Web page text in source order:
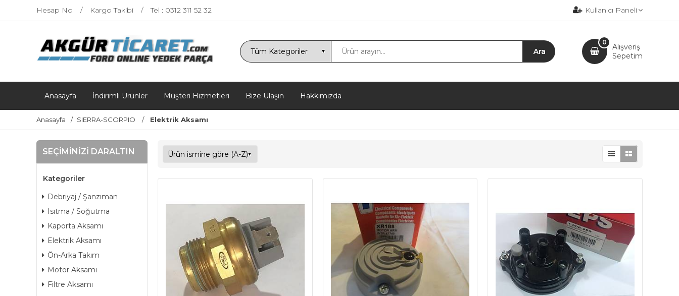
Hesap No Kargo Takibi Tel : 0312 311 52 32 Kullanıcı Paneli
Alışveriş
Sepetim
0
Anasayfa İndirimli Ürünler Müşteri Hizmetleri Bize Ulaşın Hakkımızda
Anasayfa SIERRA-SCORPIO Elektrik Aksamı
SEÇIMINIZI DARALTIN
Kategoriler
Debriyaj / Şanzıman
Isıtma / Soğutma
Kaporta Aksamı
Elektrik Aksamı
Ön-Arka Takım
Motor Aksamı
Filtre Aksamı